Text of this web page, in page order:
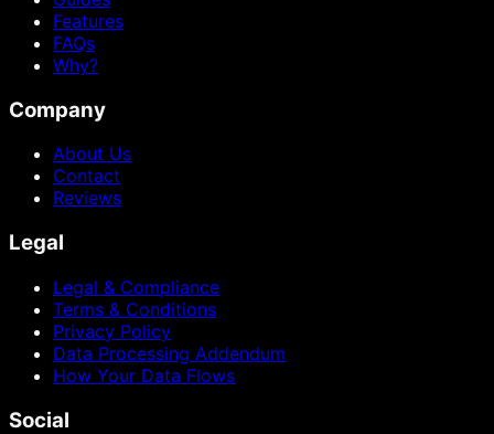
Features
FAQs
Why?
Company
About Us
Contact
Reviews
Legal
Legal & Compliance
Terms & Conditions
Privacy Policy
Data Processing Addendum
How Your Data Flows
Social